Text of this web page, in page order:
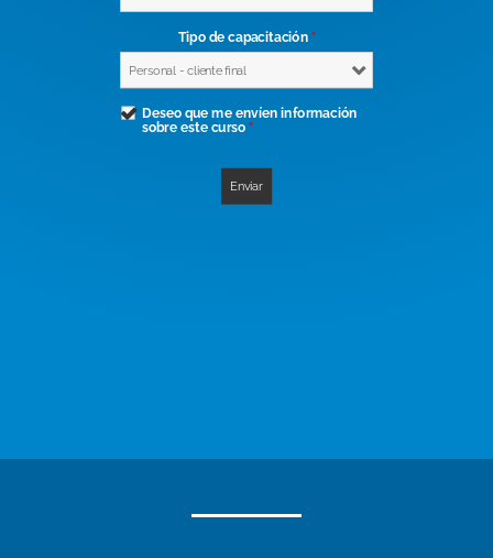
Tipo de capacitación *
Deseo que me envíen información
sobre este curso *